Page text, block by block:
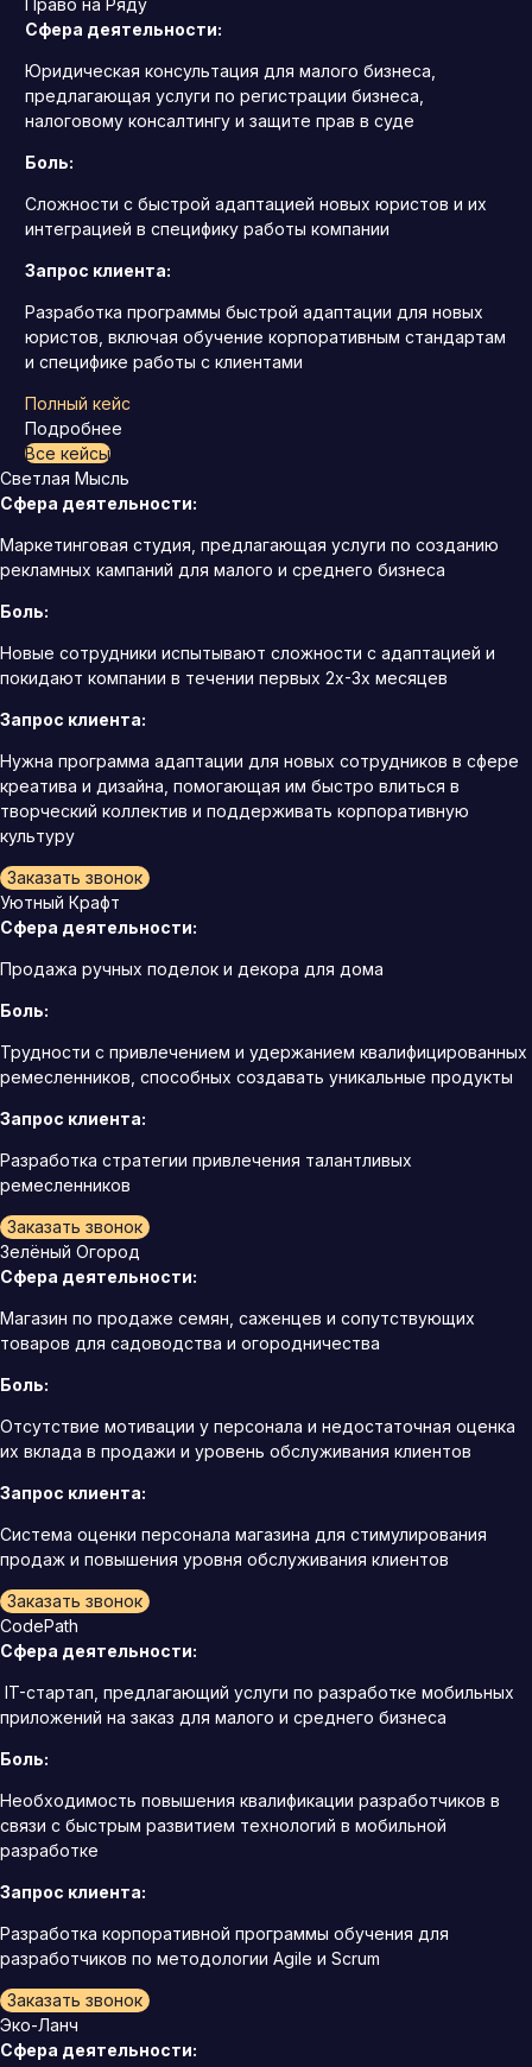
Сфера деятельности:
Юридическая консультация для малого бизнеса,
предлагающая услуги по регистрации бизнеса,
налоговому консалтингу и защите прав в суде
Боль:
Сложности с быстрой адаптацией новых юристов и их
интеграцией в специфику работы компании
Запрос клиента:
Разработка программы быстрой адаптации для новых
юристов, включая обучение корпоративным стандартам
и специфике работы с клиентами
Полный кейс
Подробнее
Все кейсы
Светлая Мысль
Сфера деятельности:
Маркетинговая студия, предлагающая услуги по созданию
рекламных кампаний для малого и среднего бизнеса
Боль:
Новые сотрудники испытывают сложности с адаптацией и
покидают компании в течении первых 2х-3х месяцев
Запрос клиента:
Нужна программа адаптации для новых сотрудников в сфере
креатива и дизайна, помогающая им быстро влиться в
творческий коллектив и поддерживать корпоративную
культуру
Заказать звонок
Уютный Крафт
Сфера деятельности:
Продажа ручных поделок и декора для дома
Боль:
Трудности с привлечением и удержанием квалифицированных
ремесленников, способных создавать уникальные продукты
Запрос клиента:
Разработка стратегии привлечения талантливых
ремесленников
Заказать звонок
Зелёный Огород
Сфера деятельности:
Магазин по продаже семян, саженцев и сопутствующих
товаров для садоводства и огородничества
Боль:
Отсутствие мотивации у персонала и недостаточная оценка
их вклада в продажи и уровень обслуживания клиентов
Запрос клиента:
Система оценки персонала магазина для стимулирования
продаж и повышения уровня обслуживания клиентов
Заказать звонок
CodePath
Сфера деятельности:
IT-стартап, предлагающий услуги по разработке мобильных
приложений на заказ для малого и среднего бизнеса
Боль:
Необходимость повышения квалификации разработчиков в
связи с быстрым развитием технологий в мобильной
разработке
Запрос клиента:
Разработка корпоративной программы обучения для
разработчиков по методологии Agile и Scrum
Заказать звонок
Эко-Ланч
Сфера деятельности: